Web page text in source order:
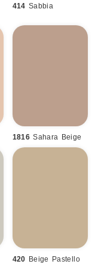
414 Sabbia
1816 Sahara Beige
420 Beige Pastello